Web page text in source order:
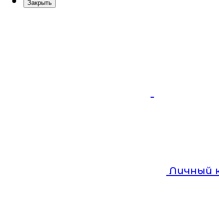
Закрыть
Личный